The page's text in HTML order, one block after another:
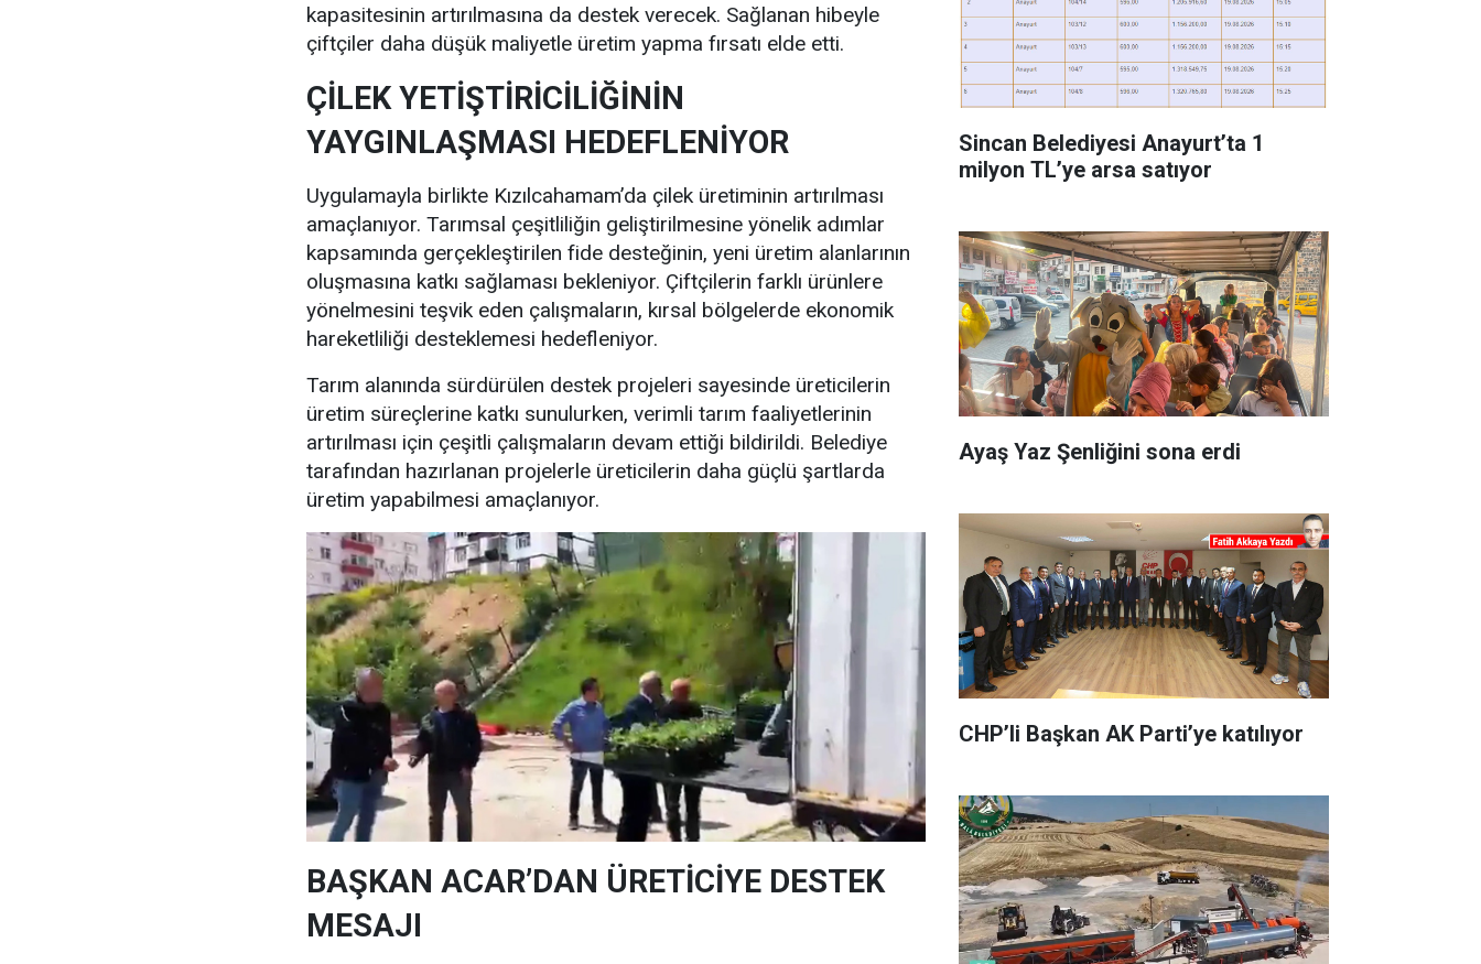
kapasitesinin artırılmasına da destek verecek. Sağlanan hibeyle
çiftçiler daha düşük maliyetle üretim yapma fırsatı elde etti.
ÇİLEK YETİŞTİRİCİLİĞİNİN
YAYGINLAŞMASI HEDEFLENİYOR
Uygulamayla birlikte Kızılcahamam’da çilek üretiminin artırılması
amaçlanıyor. Tarımsal çeşitliliğin geliştirilmesine yönelik adımlar
kapsamında gerçekleştirilen fide desteğinin, yeni üretim alanlarının
oluşmasına katkı sağlaması bekleniyor. Çiftçilerin farklı ürünlere
yönelmesini teşvik eden çalışmaların, kırsal bölgelerde ekonomik
hareketliliği desteklemesi hedefleniyor.
Tarım alanında sürdürülen destek projeleri sayesinde üreticilerin
üretim süreçlerine katkı sunulurken, verimli tarım faaliyetlerinin
artırılması için çeşitli çalışmaların devam ettiği bildirildi. Belediye
tarafından hazırlanan projelerle üreticilerin daha güçlü şartlarda
üretim yapabilmesi amaçlanıyor.
BAŞKAN ACAR’DAN ÜRETİCİYE DESTEK
MESAJI
Sincan Belediyesi Anayurt’ta 1
milyon TL’ye arsa satıyor
Ayaş Yaz Şenliğini sona erdi
CHP’li Başkan AK Parti’ye katılıyor